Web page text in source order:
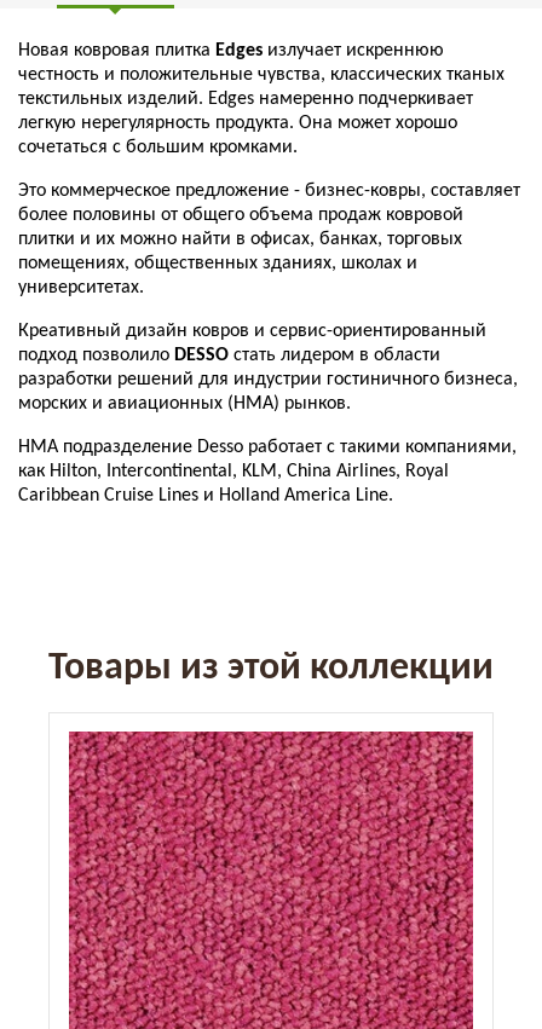
Новая ковровая плитка Edges излучает искреннюю
честность и положительные чувства, классических тканых
текстильных изделий. Edges намеренно подчеркивает
легкую нерегулярность продукта. Она может хорошо
сочетаться с большим кромками.
Это коммерческое предложение - бизнес-ковры, составляет
более половины от общего объема продаж ковровой
плитки и их можно найти в офисах, банках, торговых
помещениях, общественных зданиях, школах и
университетах.
Креативный дизайн ковров и сервис-ориентированный
подход позволило DESSO стать лидером в области
разработки решений для индустрии гостиничного бизнеса,
морских и авиационных (НМА) рынков.
HMA подразделение Desso работает с такими компаниями,
как Hilton, Intercontinental, KLM, China Airlines, Royal
Caribbean Cruise Lines и Holland America Line.
Товары из этой коллекции